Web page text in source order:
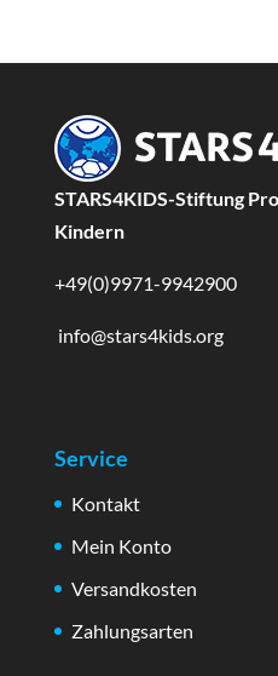
STARS4KIDS-Stiftung
Kindern
+49(0)9971-9942900
info@stars4kids.org
Service
Kontakt
Mein Konto
Versandkosten
Zahlungsarten